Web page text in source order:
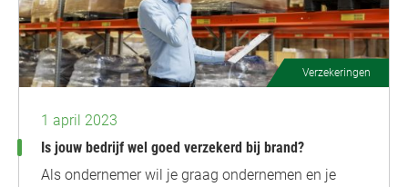
Verzekeringen
1 april 2023
Is jouw bedrijf wel goed verzekerd bij brand?
Als ondernemer wil je graag ondernemen en je